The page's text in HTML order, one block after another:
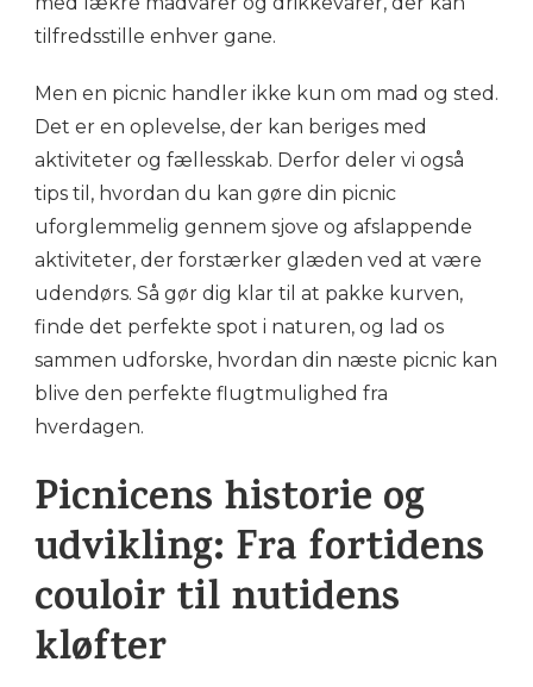
tilfredsstille enhver gane.
Men en picnic handler ikke kun om mad og sted.
Det er en oplevelse, der kan beriges med
aktiviteter og fællesskab. Derfor deler vi også
tips til, hvordan du kan gøre din picnic
uforglemmelig gennem sjove og afslappende
aktiviteter, der forstærker glæden ved at være
udendørs. Så gør dig klar til at pakke kurven,
finde det perfekte spot i naturen, og lad os
sammen udforske, hvordan din næste picnic kan
blive den perfekte flugtmulighed fra
hverdagen.
Picnicens historie og
udvikling: Fra fortidens
couloir til nutidens
kløfter